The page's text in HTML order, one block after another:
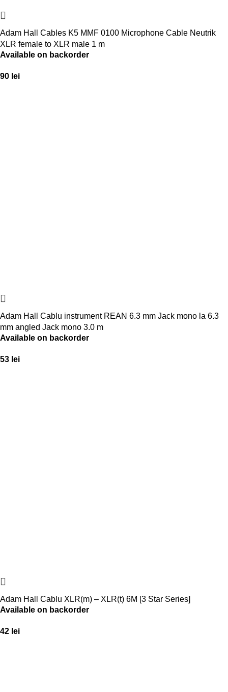
Adam Hall Cables K5 MMF 0100 Microphone Cable Neutrik
XLR female to XLR male 1 m
Available on backorder
90 lei
Adam Hall Cablu instrument REAN 6.3 mm Jack mono la 6.3
mm angled Jack mono 3.0 m
Available on backorder
53 lei
Adam Hall Cablu XLR(m) – XLR(t) 6M [3 Star Series]
Available on backorder
42 lei